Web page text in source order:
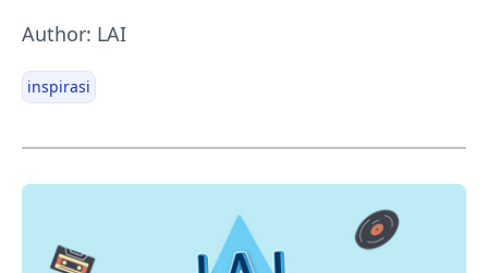
Author: LAI
inspirasi